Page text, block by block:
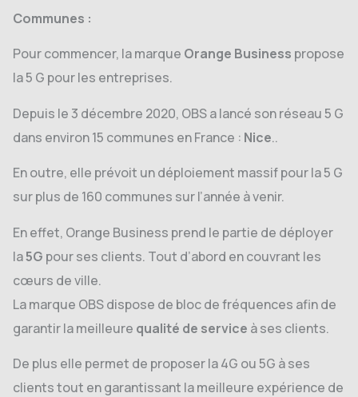
Communes :
Pour commencer, la marque Orange Business propose
la 5 G pour les entreprises.
Depuis le 3 décembre 2020, OBS a lancé son réseau 5 G
dans environ 15 communes en France : Nice..
En outre, elle prévoit un déploiement massif pour la 5 G
sur plus de 160 communes sur l’année à venir.
En effet, Orange Business prend le partie de déployer
la5G pour ses clients. Tout d’abord en couvrant les
cœurs de ville.
La marque OBS dispose de bloc de fréquences afin de
garantir la meilleure qualité de service à ses clients.
De plus elle permet de proposer la 4G ou 5G à ses
clients tout en garantissant la meilleure expérience de